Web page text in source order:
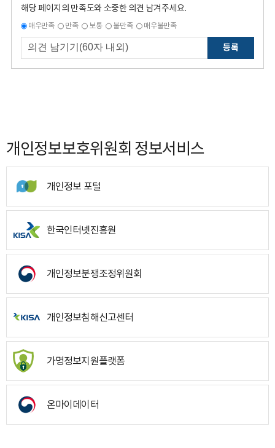
해당 페이지의 만족도와 소중한 의견 남겨주세요.
매우만족 만족 보통 불만족 매우불만족
등록
개인정보보호위원회 정보서비스
개인정보 포털
한국인터넷진흥원
개인정보분쟁조정위원회
개인정보침해신고센터
가명정보지원플랫폼
온마이데이터